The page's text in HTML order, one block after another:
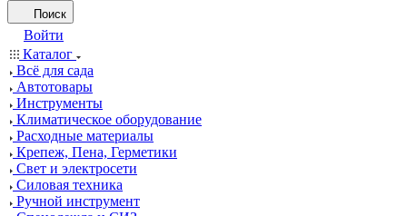
Поиск
Войти
Каталог
Всё для сада
Автотовары
Инструменты
Климатическое оборудование
Расходные материалы
Крепеж, Пена, Герметики
Свет и электросети
Силовая техника
Ручной инструмент